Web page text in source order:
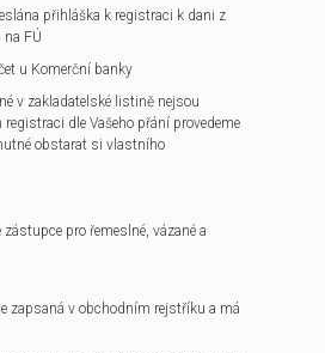
přihláška k registraci k dani z
FÚ
u Komerční banky
v zakladatelské listině nejsou
dle Vašeho přání provedeme
obstarat si vlastního
pro řemeslné, vázané a
zapsaná v obchodním rejstříku a má